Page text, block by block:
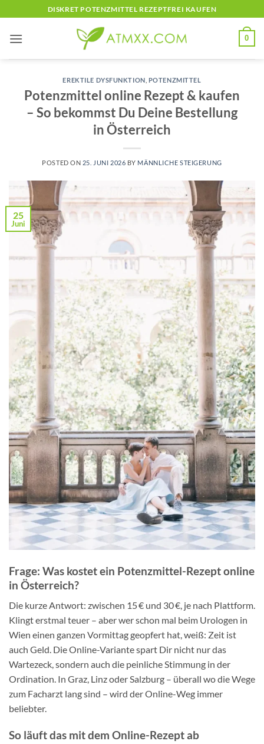
to
content
DISKRET POTENZMITTEL REZEPTFREI KAUFEN
0
EREKTILE DYSFUNKTION POTENZMITTEL
Potenzmittel online Rezept & kaufen
– So bekommst Du Deine Bestellung
in Österreich
POSTED ON 25. JUNI 2026 BY MÄNNLICHE STEIGERUNG
25
Juni
Frage: Was kostet ein Potenzmittel-Rezept online
in Österreich?
Die kurze Antwort: zwischen 15 € und 30 €, je nach Plattform.
Klingt erstmal teuer – aber wer schon mal beim Urologen in
Wien einen ganzen Vormittag geopfert hat, weiß: Zeit ist
auch Geld. Die Online-Variante spart Dir nicht nur das
Wartezeck, sondern auch die peinliche Stimmung in der
Ordination. In Graz, Linz oder Salzburg – überall wo die Wege
zum Facharzt lang sind – wird der Online-Weg immer
beliebter.
So läuft das mit dem Online-Rezept ab